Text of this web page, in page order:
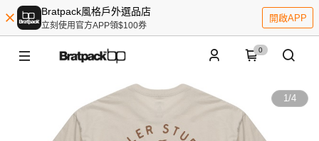
Bratpack風格戶外選品店
立刻使用官方APP領$100券
開啟APP
0
1/4